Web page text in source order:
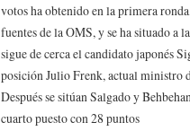
votos ha obtenido en la primera
fuentes de la OMS, y se ha situado a
sigue de cerca el candidato japonés
posición Julio Frenk, actual ministro
Después se sitúan Salgado y
cuarto puesto con 28 puntos